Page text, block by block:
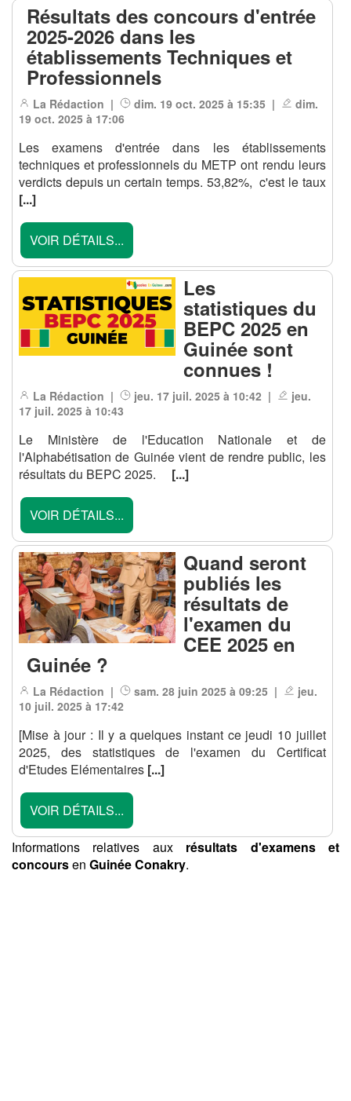
Résultats des concours d'entrée
2025-2026 dans les
établissements Techniques et
Professionnels
La Rédaction | dim. 19 oct. 2025 à 15:35 |
dim.
19 oct. 2025 à 17:06
Les examens d'entrée dans les établissements
techniques et professionnels du METP ont rendu leurs
verdicts depuis un certain temps. 53,82%, c'est le taux
[...]
VOIR DÉTAILS...
Les
statistiques du
BEPC 2025 en
Guinée sont
connues !
La Rédaction | jeu. 17 juil. 2025 à 10:42 |
jeu.
17 juil. 2025 à 10:43
Le Ministère de l'Education Nationale et de
l'Alphabétisation de Guinée vient de rendre public, les
résultats du BEPC 2025. [...]
VOIR DÉTAILS...
Quand seront
publiés les
résultats de
l'examen du
CEE 2025 en
Guinée ?
La Rédaction | sam. 28 juin 2025 à 09:25 |
jeu.
10 juil. 2025 à 17:42
[Mise à jour : Il y a quelques instant ce jeudi 10 juillet
2025, des statistiques de l'examen du Certificat
d'Etudes Elémentaires [...]
VOIR DÉTAILS...
Informations relatives aux résultats d'examens et
concoursen Guinée Conakry.